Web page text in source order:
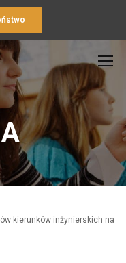
kierunków inżynierskich na